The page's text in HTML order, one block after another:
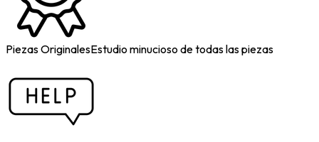
Piezas OriginalesEstudio minucioso de todas las piezas